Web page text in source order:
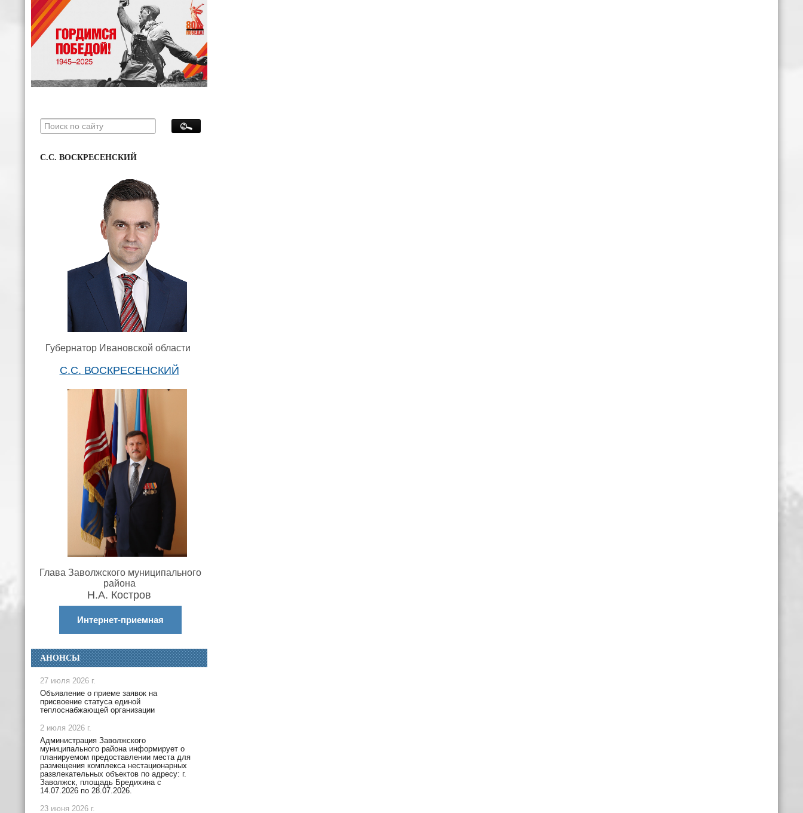
С.С. ВОСКРЕСЕНСКИЙ
Губернатор Ивановской области
С.С. ВОСКРЕСЕНСКИЙ
Глава Заволжского муниципального
района
Н.А. Костров
Интернет-приемная
АНОНСЫ
27 июля 2026 г.
Объявление о приеме заявок на
присвоение статуса единой
теплоснабжающей организации
2 июля 2026 г.
Администрация Заволжского
муниципального района информирует о
планируемом предоставлении места для
размещения комплекса нестационарных
развлекательных объектов по адресу: г.
Заволжск, площадь Бредихина с
14.07.2026 по 28.07.2026.
23 июня 2026 г.